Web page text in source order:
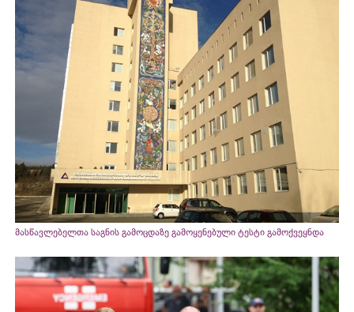
მასწავლებელთა საგნის გამოცდაზე გამოყენებული ტესტი გამოქვეყნდა